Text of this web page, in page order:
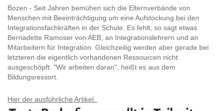
Bozen - Seit Jahren bemühen sich die Elternverbände von
Menschen mit Beeinträchtigung um eine Aufstockung bei den
Integrationsfachkräften in der Schule. Es fehlt, so sagt etwas
Bernadette Ramoser von AEB, an Integrationslehrern und an
Mitarbeitern für Integration. Gleichzeitig werden aber gerade bei
letzteren die eigentlich vorhandenen Ressourcen nicht
ausgeschöpft. "Wir arbeiten daran", heißt es aus dem
Bildungsressort.
Hier der ausführliche Artikel.